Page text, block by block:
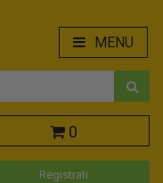
MENU
0
Registrati